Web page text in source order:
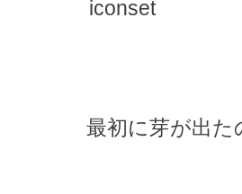
最初に芽が出